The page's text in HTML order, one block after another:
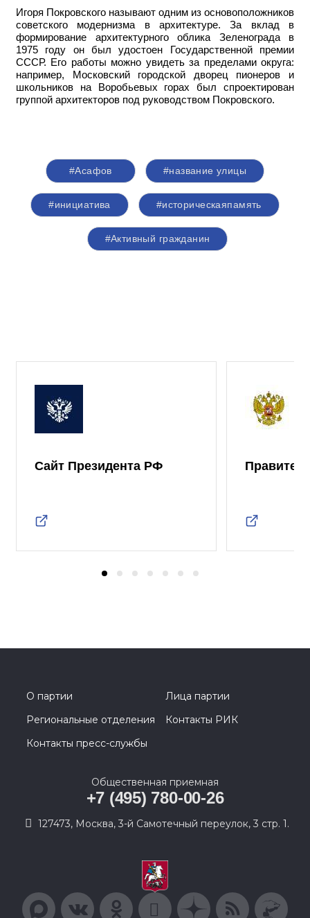
Игоря Покровского называют одним из основоположников
советского модернизма в архитектуре. За вклад в
формирование архитектурного облика Зеленограда в
1975 году он был удостоен Государственной премии
СССР. Его работы можно увидеть за пределами округа:
например,
Московский городской дворец пионеров и
школьников на Воробьевых горах был спроектирован
группой архитекторов под руководством Покровского.
#Асафов #название улицы
#инициатива #историческаяпамять
#Активный гражданин
Сайт Президента РФ
О партии
Лица партии
Региональные отделения
Контакты РИК
Контакты пресс-службы
Общественная приемная
+7 (495) 780-00-26
127473, Москва, 3-й Самотечный переулок, 3 стр. 1.